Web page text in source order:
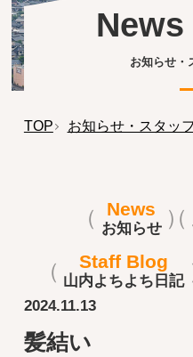
お知らせ・
TOP お知らせ・スタッ
News
お知らせ
Staff Blog
山内よちよち日記
2024.11.13
髪結い